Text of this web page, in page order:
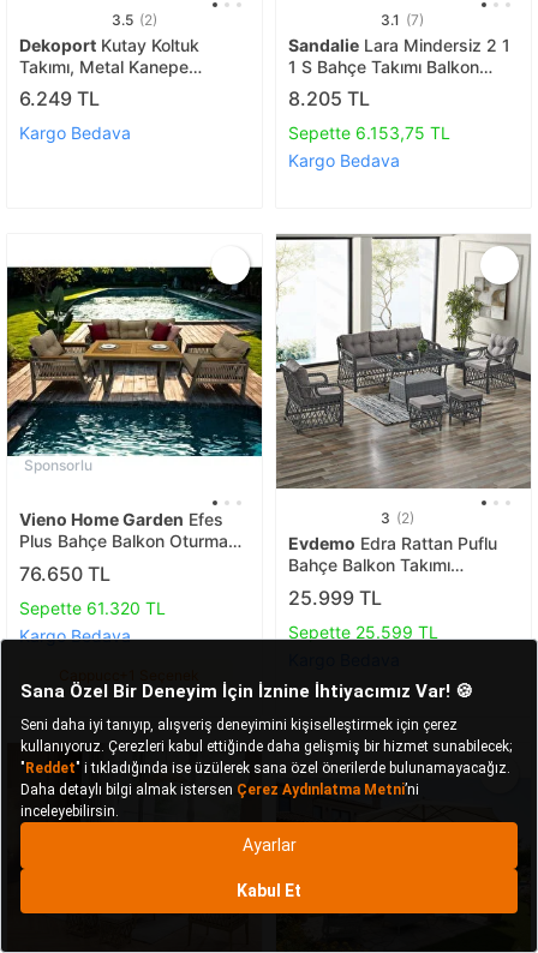
3.5 (2)
Dekoport Kutay Koltuk
Takımı, Metal Kanepe
Güneşe Dayanıklı Kumaş 2-
1-1 Masalı Gri
6.249 TL
Kargo Bedava
3.1 (7)
Sandalie Lara Mindersiz 2 1
1 S Bahçe Takımı Balkon
Bahçe Teras Mobilyası,
Antrasit
8.205 TL
Sepette 6.153,75 TL
Kargo Bedava
Sponsorlu
Vieno Home Garden Efes
Plus Bahçe Balkon Oturma
Grubu Cappuccıno
76.650 TL
Sepette 61.320 TL
Kargo Bedava
3 (2)
Evdemo Edra Rattan Puflu
Bahçe Balkon Takımı
3+1+1+camlı Masa Gri
25.999 TL
Sepette 25.599 TL